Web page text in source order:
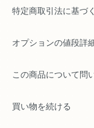
特定商取引法に基づ
オプションの値段詳
この商品について問
買い物を続ける